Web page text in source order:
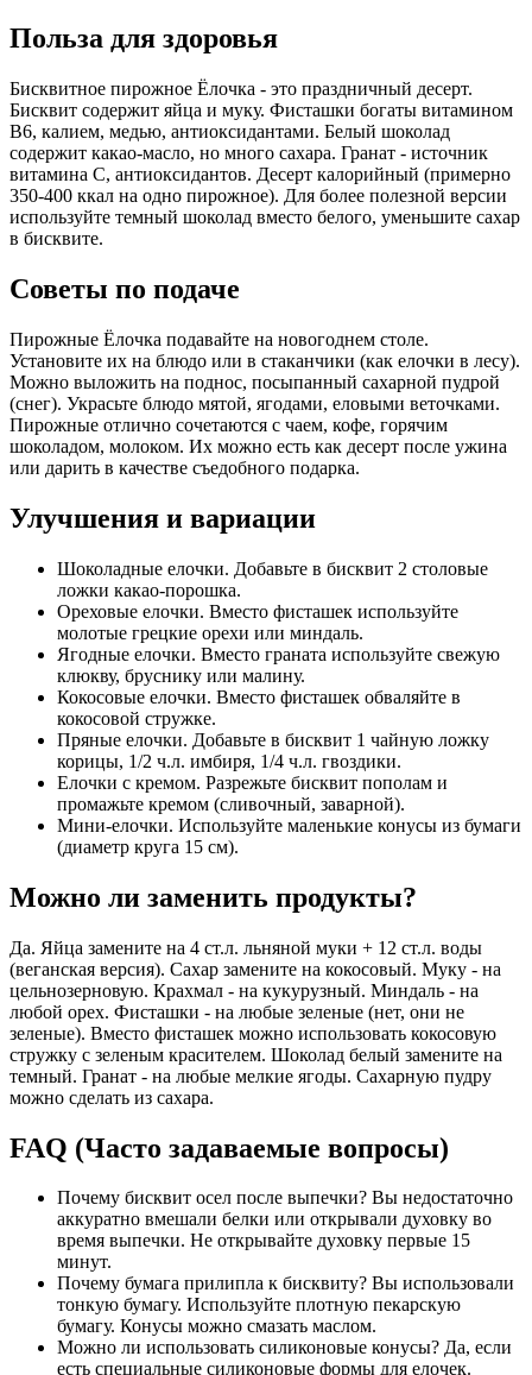
Польза для здоровья
Бисквитное пирожное Ёлочка - это праздничный десерт.
Бисквит содержит яйца и муку. Фисташки богаты витамином
B6, калием, медью, антиоксидантами. Белый шоколад
содержит какао-масло, но много сахара. Гранат - источник
витамина C, антиоксидантов. Десерт калорийный (примерно
350-400 ккал на одно пирожное). Для более полезной версии
используйте темный шоколад вместо белого, уменьшите сахар
в бисквите.
Советы по подаче
Пирожные Ёлочка подавайте на новогоднем столе.
Установите их на блюдо или в стаканчики (как елочки в лесу).
Можно выложить на поднос, посыпанный сахарной пудрой
(снег). Украсьте блюдо мятой, ягодами, еловыми веточками.
Пирожные отлично сочетаются с чаем, кофе, горячим
шоколадом, молоком. Их можно есть как десерт после ужина
или дарить в качестве съедобного подарка.
Улучшения и вариации
Шоколадные елочки. Добавьте в бисквит 2 столовые
ложки какао-порошка.
Ореховые елочки. Вместо фисташек используйте
молотые грецкие орехи или миндаль.
Ягодные елочки. Вместо граната используйте свежую
клюкву, бруснику или малину.
Кокосовые елочки. Вместо фисташек обваляйте в
кокосовой стружке.
Пряные елочки. Добавьте в бисквит 1 чайную ложку
корицы, 1/2 ч.л. имбиря, 1/4 ч.л. гвоздики.
Елочки с кремом. Разрежьте бисквит пополам и
промажьте кремом (сливочный, заварной).
Мини-елочки. Используйте маленькие конусы из бумаги
(диаметр круга 15 см).
Можно ли заменить продукты?
Да. Яйца замените на 4 ст.л. льняной муки + 12 ст.л. воды
(веганская версия). Сахар замените на кокосовый. Муку - на
цельнозерновую. Крахмал - на кукурузный. Миндаль - на
любой орех. Фисташки - на любые зеленые (нет, они не
зеленые). Вместо фисташек можно использовать кокосовую
стружку с зеленым красителем. Шоколад белый замените на
темный. Гранат - на любые мелкие ягоды. Сахарную пудру
можно сделать из сахара.
FAQ (Часто задаваемые вопросы)
Почему бисквит осел после выпечки? Вы недостаточно
аккуратно вмешали белки или открывали духовку во
время выпечки. Не открывайте духовку первые 15
минут.
Почему бумага прилипла к бисквиту? Вы использовали
тонкую бумагу. Используйте плотную пекарскую
бумагу. Конусы можно смазать маслом.
Можно ли использовать силиконовые конусы? Да, если
есть специальные силиконовые формы для елочек.